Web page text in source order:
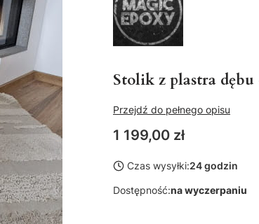
Stolik z plastra
Przejdź do pełnego opisu
Cena
1 199,00 zł
Czas wysyłki:24 godzin
Dostępność:na wyczerpaniu